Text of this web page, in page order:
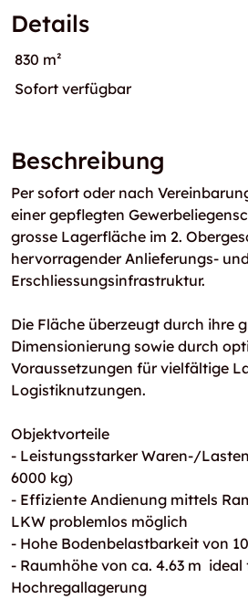
Details
830 m²
Sofort verfügbar
Beschreibung
Per sofort oder nach
einer gepflegten
grosse Lagerfläche im 2.
hervorragender Anlieferungs- und
Erschliessungsinfrastruktur.
Die Fläche überzeugt durch ihre
Dimensionierung sowie durch
Voraussetzungen für vielfältige
Logistiknutzungen.
Objektvorteile
- Leistungsstarker Waren-/
6000 kg)
- Effiziente Andienung mittels
LKW problemlos möglich
- Hohe Bodenbelastbarkeit von
- Raumhöhe von ca. 4.63 m  ideal
Hochregallagerung